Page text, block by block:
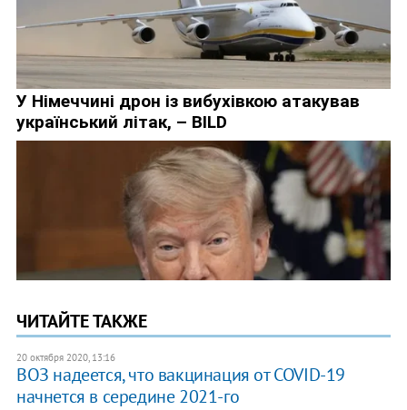
ЧИТАЙТЕ ТАКЖЕ
20 октября 2020, 13:16
ВОЗ надеется, что вакцинация от COVID-19
начнется в середине 2021-го